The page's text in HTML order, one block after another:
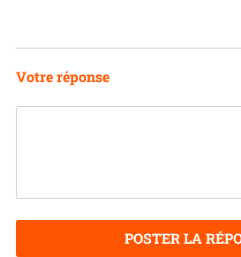
Votre réponse
POSTER LA